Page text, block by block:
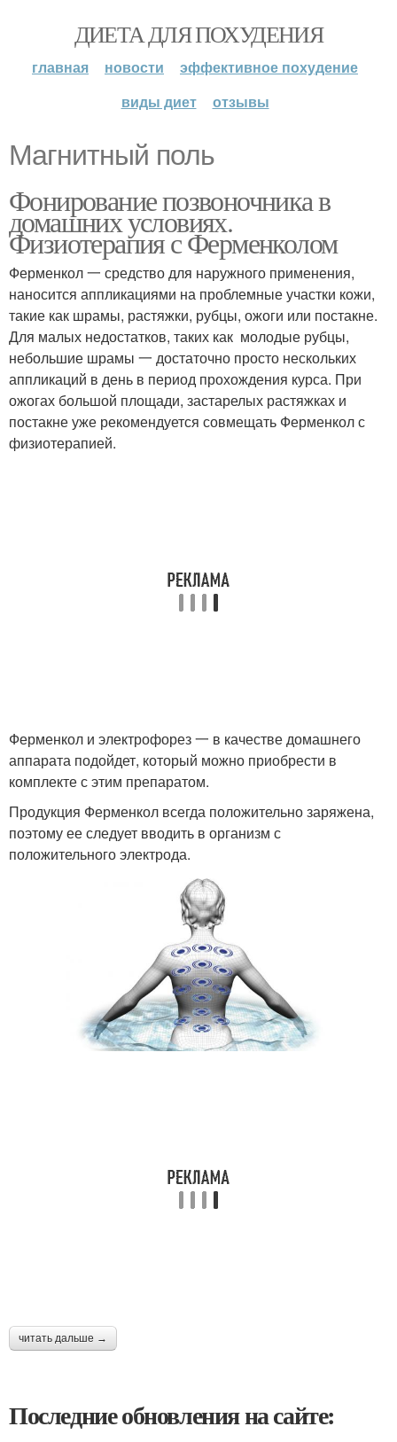
ДИЕТА ДЛЯ ПОХУДЕНИЯ
главная новости
эффективное похудение
виды диет
отзывы
Магнитный поль
Фонирование позвоночника в
домашних условиях.
Физиотерапия с Ферменколом
Ферменкол 一 средство для наружного применения,
наносится аппликациями на проблемные участки кожи,
такие как шрамы, растяжки, рубцы, ожоги или постакне.
Для малых недостатков, таких как молодые рубцы,
небольшие шрамы 一 достаточно просто нескольких
аппликаций в день в период прохождения курса. При
ожогах большой площади, застарелых растяжках и
постакне уже рекомендуется совмещать Ферменкол с
физиотерапией.
Ферменкол и электрофорез 一 в качестве домашнего
аппарата подойдет, который можно приобрести в
комплекте с этим препаратом.
Продукция Ферменкол всегда положительно заряжена,
поэтому ее следует вводить в организм с
положительного электрода.
читать дальше →
Последние обновления на сайте: